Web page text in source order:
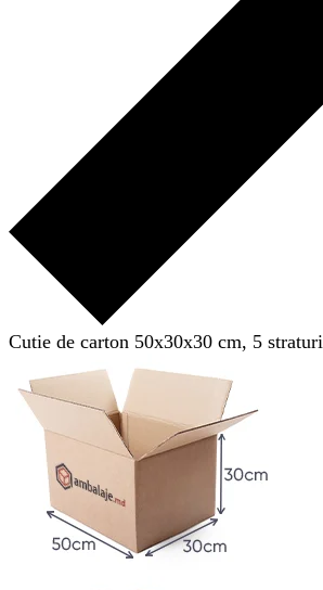
Cutie de carton 50x30x30 cm, 5 straturi